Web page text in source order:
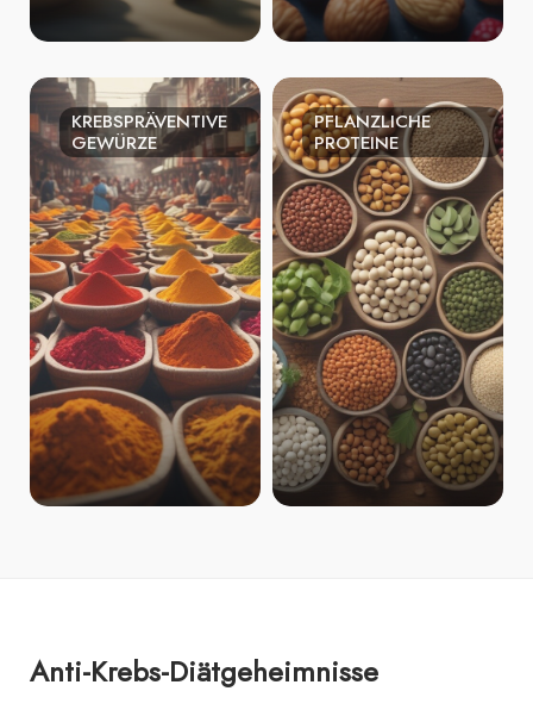
KREBSPRÄVENTIVE
GEWÜRZE
PFLANZLICHE
PROTEINE
Anti-Krebs-Diätgeheimnisse